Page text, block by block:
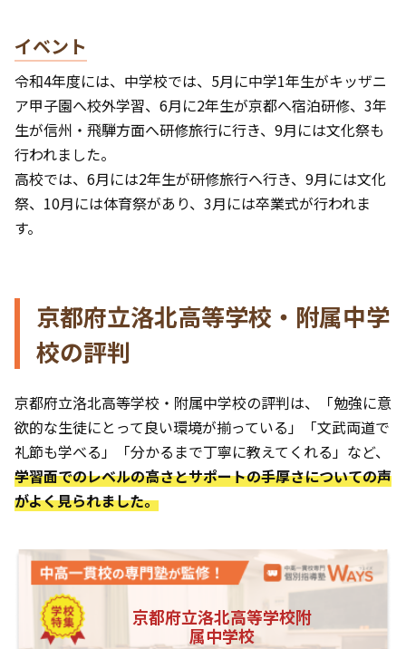
イベント
令和4年度には、中学校では、5月に中学1年生がキッザニ
ア甲子園へ校外学習、6月に2年生が京都へ宿泊研修、3年
生が信州・飛騨方面へ研修旅行に行き、9月には文化祭も
行われました。
高校では、6月には2年生が研修旅行へ行き、9月には文化
祭、10月には体育祭があり、3月には卒業式が行われま
す。
京都府立洛北高等学校・附属中学
校の評判
京都府立洛北高等学校・附属中学校の評判は、「勉強に意
欲的な生徒にとって良い環境が揃っている」「文武両道で
礼節も学べる」「分かるまで丁寧に教えてくれる」など、
学習面でのレベルの高さとサポートの手厚さについての声
がよく見られました。
京都府立洛北高等学校附
属中学校